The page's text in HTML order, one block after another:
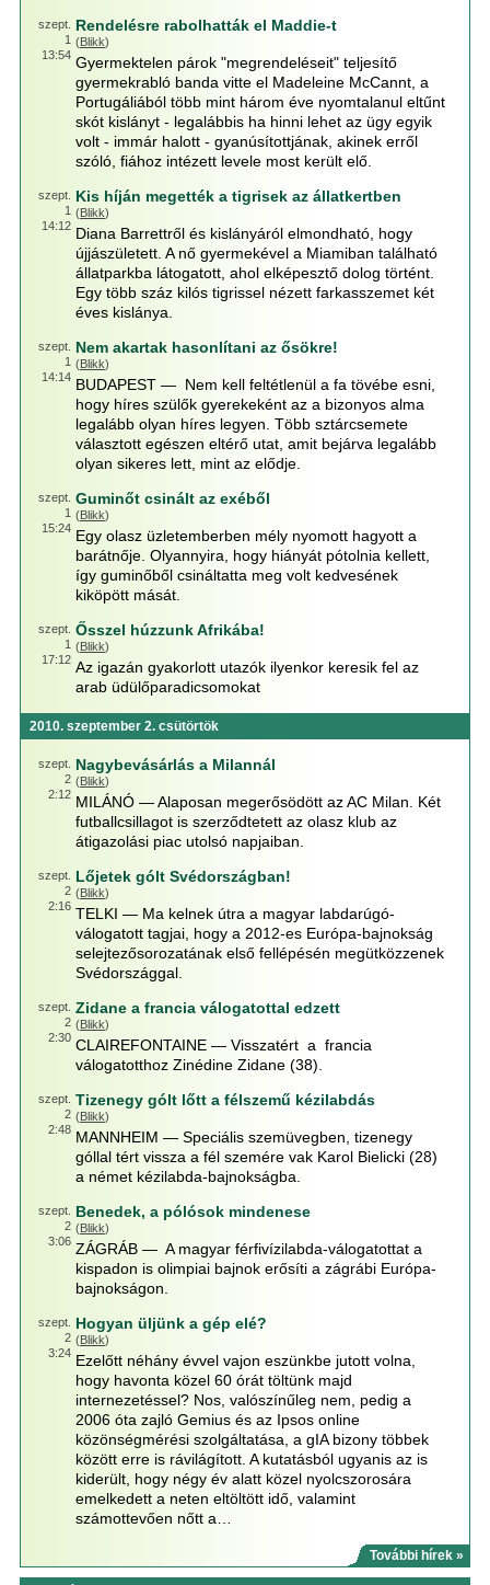
szept.
1
13:54
Rendelésre rabolhatták el Maddie-t
(Blikk)
Gyermektelen párok "megrendeléseit" teljesítő
gyermekrabló banda vitte el Madeleine McCannt, a
Portugáliából több mint három éve nyomtalanul eltűnt
skót kislányt - legalábbis ha hinni lehet az ügy egyik
volt - immár halott - gyanúsítottjának, akinek erről
szóló, fiához intézett levele most került elő.
szept.
1
14:12
Kis híján megették a tigrisek az állatkertben
(Blikk)
Diana Barrettről és kislányáról elmondható, hogy
újjászületett. A nő gyermekével a Miamiban található
állatparkba látogatott, ahol elképesztő dolog történt.
Egy több száz kilós tigrissel nézett farkasszemet két
éves kislánya.
szept.
1
14:14
Nem akartak hasonlítani az ősökre!
(Blikk)
BUDAPEST — Nem kell feltétlenül a fa tövébe esni,
hogy híres szülők gyerekeként az a bizonyos alma
legalább olyan híres legyen. Több sztárcsemete
választott egészen eltérő utat, amit bejárva legalább
olyan sikeres lett, mint az elődje.
szept.
1
15:24
Guminőt csinált az exéből
(Blikk)
Egy olasz üzletemberben mély nyomott hagyott a
barátnője. Olyannyira, hogy hiányát pótolnia kellett,
így guminőből csináltatta meg volt kedvesének
kiköpött mását.
szept.
1
17:12
Ősszel húzzunk Afrikába!
(Blikk)
Az igazán gyakorlott utazók ilyenkor keresik fel az
arab üdülőparadicsomokat
2010. szeptember 2. csütörtök
szept.
2
2:12
Nagybevásárlás a Milannál
(Blikk)
MILÁNÓ — Alaposan megerősödött az AC Milan. Két
futballcsillagot is szerződtetett az olasz klub az
átigazolási piac utolsó napjaiban.
szept.
2
2:16
Lőjetek gólt Svédországban!
(Blikk)
TELKI — Ma kelnek útra a magyar labdarúgó-
válogatott tagjai, hogy a 2012-es Európa-bajnokság
selejtezősorozatának első fellépésén megütközzenek
Svédországgal.
szept.
2
2:30
Zidane a francia válogatottal edzett
(Blikk)
CLAIREFONTAINE — Visszatért a francia
válogatotthoz Zinédine Zidane (38).
szept.
2
2:48
Tizenegy gólt lőtt a félszemű kézilabdás
(Blikk)
MANNHEIM — Speciális szemüvegben, tizenegy
góllal tért vissza a fél szemére vak Karol Bielicki (28)
a német kézilabda-bajnokságba.
szept.
2
3:06
Benedek, a pólósok mindenese
(Blikk)
ZÁGRÁB — A magyar férfivízilabda-válogatottat a
kispadon is olimpiai bajnok erősíti a zágrábi Európa-
bajnokságon.
szept.
2
3:24
Hogyan üljünk a gép elé?
(Blikk)
Ezelőtt néhány évvel vajon eszünkbe jutott volna,
hogy havonta közel 60 órát töltünk majd
internezetéssel? Nos, valószínűleg nem, pedig a
2006 óta zajló Gemius és az Ipsos online
közönségmérési szolgáltatása, a gIA bizony többek
között erre is rávilágított. A kutatásból ugyanis az is
kiderült, hogy négy év alatt közel nyolcszorosára
emelkedett a neten eltöltött idő, valamint
számottevően nőtt a…
További hírek »